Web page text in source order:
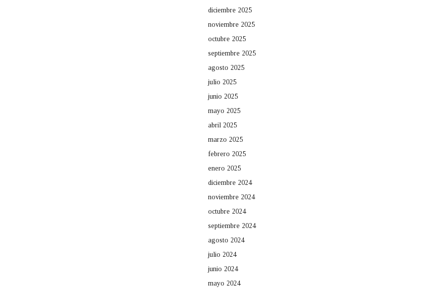
diciembre 2025
noviembre 2025
octubre 2025
septiembre 2025
agosto 2025
julio 2025
junio 2025
mayo 2025
abril 2025
marzo 2025
febrero 2025
enero 2025
diciembre 2024
noviembre 2024
octubre 2024
septiembre 2024
agosto 2024
julio 2024
junio 2024
mayo 2024